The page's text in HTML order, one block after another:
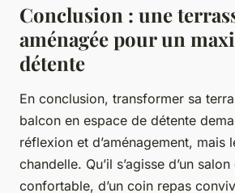
Conclusion : une
aménagée pour un
détente
En conclusion, transformer sa
balcon en espace de détente
réflexion et d’aménagement, mais
chandelle. Qu’il s’agisse d’un
confortable, d’un coin repas